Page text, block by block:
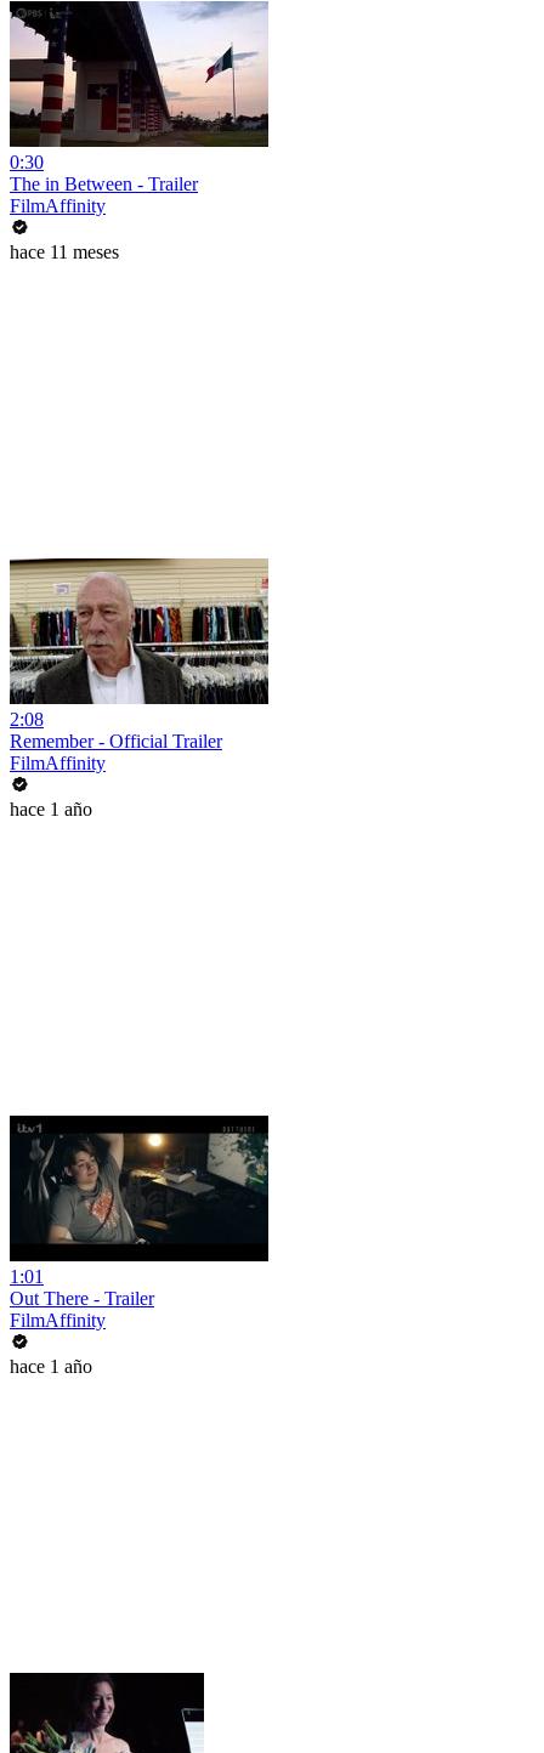
0:30
The in Between - Trailer
FilmAffinity
hace 11 meses
2:08
Remember - Official Trailer
FilmAffinity
hace 1 año
1:01
Out There - Trailer
FilmAffinity
hace 1 año